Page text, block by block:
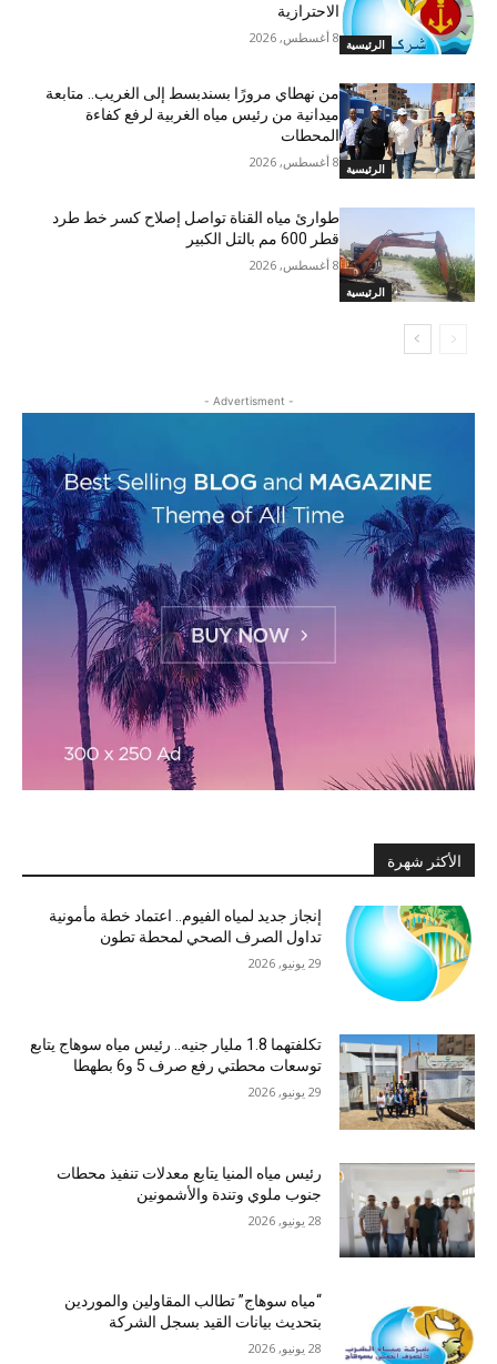
الرئيسية
الاحترازية
8 أغسطس, 2026
الرئيسية
من نهطاي مرورًا بسندبسط إلى الغريب.. متابعة
ميدانية من رئيس مياه الغربية لرفع كفاءة
المحطات
8 أغسطس, 2026
الرئيسية
طوارئ مياه القناة تواصل إصلاح كسر خط طرد
قطر 600 مم بالتل الكبير
8 أغسطس, 2026
- Advertisment -
الأكثر شهرة
إنجاز جديد لمياه الفيوم.. اعتماد خطة مأمونية
تداول الصرف الصحي لمحطة تطون
29 يونيو, 2026
تكلفتهما 1.8 مليار جنيه.. رئيس مياه سوهاج يتابع
توسعات محطتي رفع صرف 5 و6 بطهطا
29 يونيو, 2026
رئيس مياه المنيا يتابع معدلات تنفيذ محطات
جنوب ملوي وتندة والأشمونين
28 يونيو, 2026
“مياه سوهاج” تطالب المقاولين والموردين
بتحديث بيانات القيد بسجل الشركة
28 يونيو, 2026